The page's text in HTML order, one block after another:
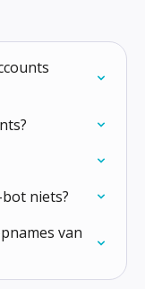
niets?
van